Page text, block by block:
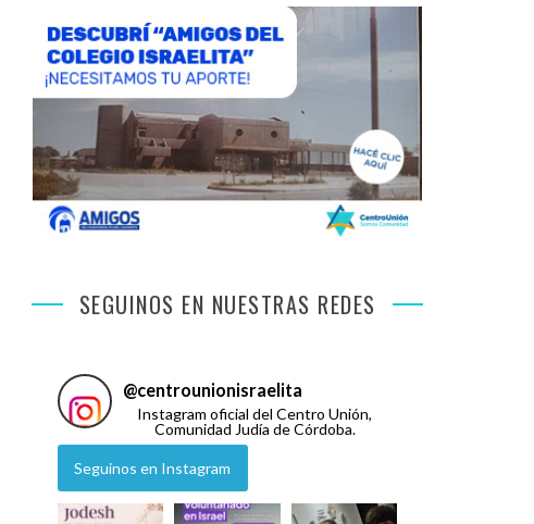
SEGUINOS EN NUESTRAS REDES
@centrounionisraelita
Instagram oficial del Centro Unión,
Comunidad Judía de Córdoba.
Seguinos en Instagram